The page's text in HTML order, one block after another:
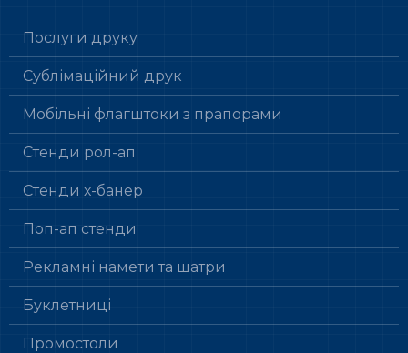
Послуги друку
Сублімаційний друк
Мобільні флагштоки з прапорами
Стенди рол-ап
Стенди х-банер
Поп-ап стенди
Рекламні намети та шатри
Буклетниці
Промостоли